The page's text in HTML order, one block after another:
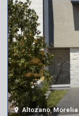
Altozano,Morelia